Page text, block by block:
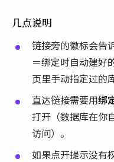
几点说明
链接旁的徽标会告
＝绑定时自动建好
页里手动指定过的
直达链接需要用绑
打开（数据库在你
访问）。
如果点开提示没有